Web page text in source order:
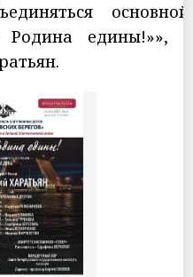
основной
едины!»», -